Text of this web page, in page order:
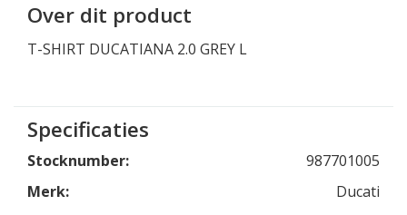
Over dit product
T-SHIRT DUCATIANA 2.0 GREY L
Specificaties
Stocknumber:
987701005
Merk:
Ducati